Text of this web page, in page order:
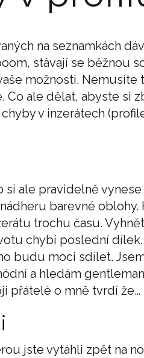
na seznamkách
stávají se běžnou
možnosti. Nemusíte
Co ale dělat, abyste si
v inzerátech
si ale pravidelně
barevné oblohy.
trochu času.
chybí poslední dílek,
budu moci sdílet.
a hledám
přátelé o mně tvrdí že…
jste vytáhli zpět na